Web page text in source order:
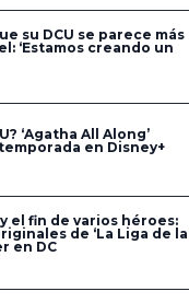
su DCU se parece más
‘Estamos creando un
‘Agatha All Along’
en Disney+
el fin de varios héroes:
de ‘La Liga de la
en DC